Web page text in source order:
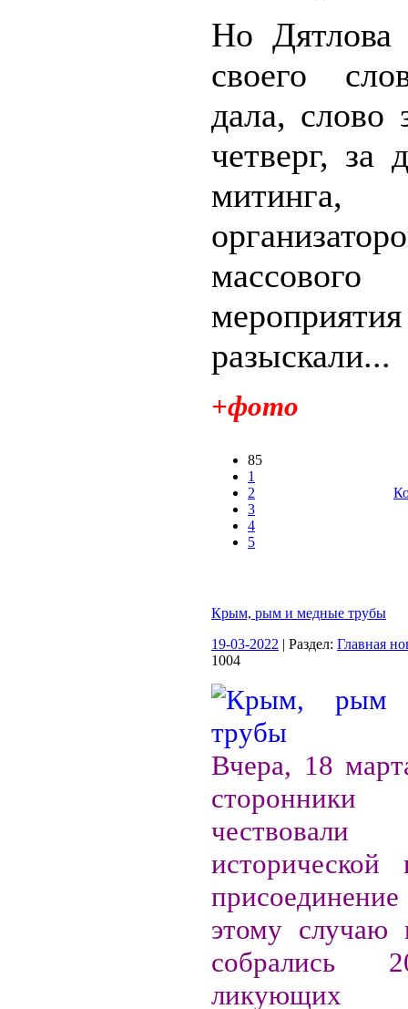
Но Дятлова
своего
дала, слово
четверг, за
митинга,
массового
разыскали...
+фото
85
1
2
3
4
5
Крым, рым и медные трубы
19-03-2022 | Раздел: Главная
1004
Вчера, 18
этому случаю
собрались
ликующих